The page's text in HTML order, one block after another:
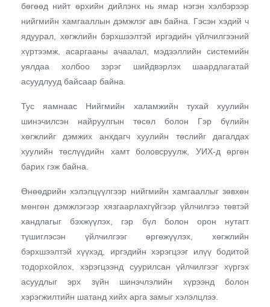
бөгөөд нийт өрхийн дийлэнх нь ямар нэгэн хэлбэрээр
нийгмийн хамгааллын дэмжлэг авч байна. Гэсэн хэдий ч
ядуурал, хөгжлийн бэрхшээлтэй иргэдийн үйлчилгээний
хүртээмж, асаргааны ачаалал, мэдээллийн системийн
уялдаа холбоо зэрэг шийдвэрлэх шаардлагатай
асуудлууд байсаар байна.
Тус яамнаас Нийгмийн халамжийн тухай хуулийн
шинэчилсэн найруулгын төсөл болон Гэр бүлийн
хөгжлийг дэмжих анхдагч хуулийн төслийг дагалдах
хуулийн төслүүдийн хамт боловсруулж, УИХ-д өргөн
барих гэж байна.
Өнөөдрийн хэлэлцүүлгээр нийгмийн хамгааллыг зөвхөн
мөнгөн дэмжлэгээр хязгаарлахгүйгээр үйлчилгээ төвтэй
хандлагыг бэхжүүлэх, гэр бүл болон орон нутагт
түшиглэсэн үйлчилгээг өргөжүүлэх, хөгжлийн
бэрхшээлтэй хүүхэд, иргэдийн хэрэгцээг илүү бодитой
тодорхойлох, хэрэгцээнд суурилсан үйлчилгээг хүргэх
асуудлыг эрх зүйн шинэчлэлийн хүрээнд болон
хэрэгжилтийн шатанд хийх арга замыг хэлэлцлээ.